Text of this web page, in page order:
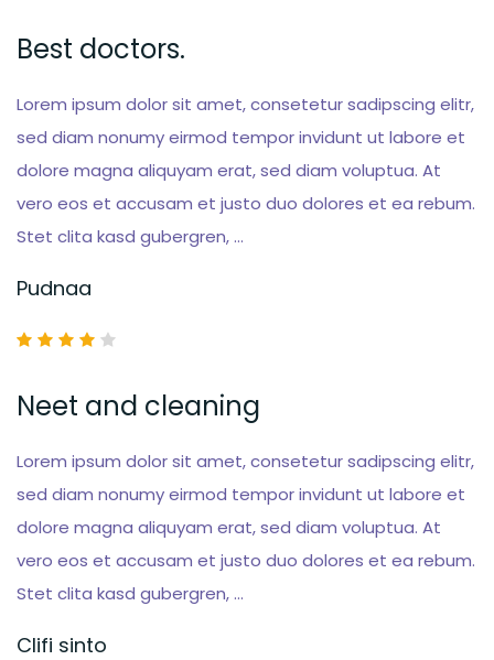
Best doctors.
Lorem ipsum dolor sit amet, consetetur sadipscing elitr,
sed diam nonumy eirmod tempor invidunt ut labore et
dolore magna aliquyam erat, sed diam voluptua. At
vero eos et accusam et justo duo dolores et ea rebum.
Stet clita kasd gubergren, …
Pudnaa
Neet and cleaning
Lorem ipsum dolor sit amet, consetetur sadipscing elitr,
sed diam nonumy eirmod tempor invidunt ut labore et
dolore magna aliquyam erat, sed diam voluptua. At
vero eos et accusam et justo duo dolores et ea rebum.
Stet clita kasd gubergren, …
Clifi sinto